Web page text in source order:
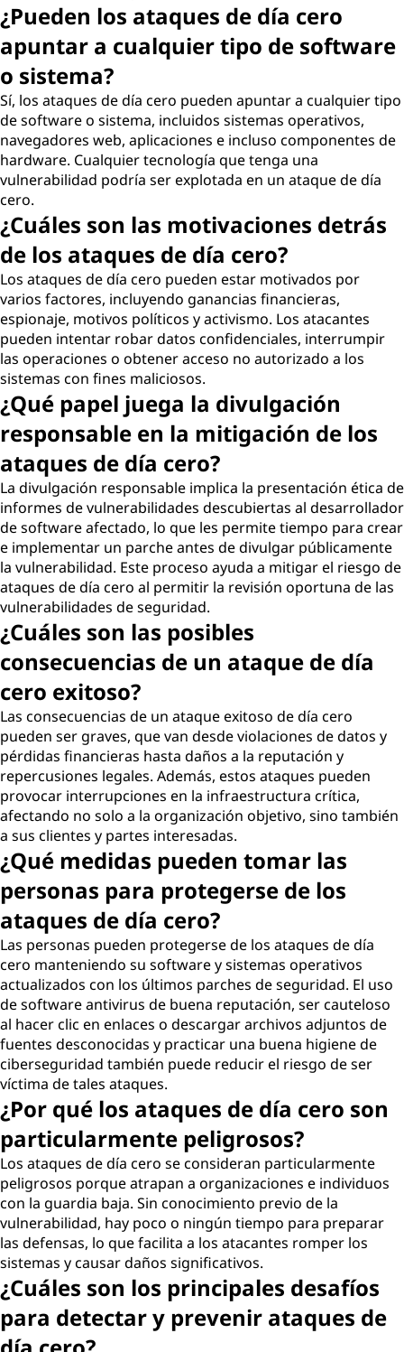
¿Pueden los ataques de día cero
apuntar a cualquier tipo de software
o sistema?
Sí, los ataques de día cero pueden apuntar a cualquier tipo
de software o sistema, incluidos sistemas operativos,
navegadores web, aplicaciones e incluso componentes de
hardware. Cualquier tecnología que tenga una
vulnerabilidad podría ser explotada en un ataque de día
cero.
¿Cuáles son las motivaciones detrás
de los ataques de día cero?
Los ataques de día cero pueden estar motivados por
varios factores, incluyendo ganancias financieras,
espionaje, motivos políticos y activismo. Los atacantes
pueden intentar robar datos confidenciales, interrumpir
las operaciones o obtener acceso no autorizado a los
sistemas con fines maliciosos.
¿Qué papel juega la divulgación
responsable en la mitigación de los
ataques de día cero?
La divulgación responsable implica la presentación ética de
informes de vulnerabilidades descubiertas al desarrollador
de software afectado, lo que les permite tiempo para crear
e implementar un parche antes de divulgar públicamente
la vulnerabilidad. Este proceso ayuda a mitigar el riesgo de
ataques de día cero al permitir la revisión oportuna de las
vulnerabilidades de seguridad.
¿Cuáles son las posibles
consecuencias de un ataque de día
cero exitoso?
Las consecuencias de un ataque exitoso de día cero
pueden ser graves, que van desde violaciones de datos y
pérdidas financieras hasta daños a la reputación y
repercusiones legales. Además, estos ataques pueden
provocar interrupciones en la infraestructura crítica,
afectando no solo a la organización objetivo, sino también
a sus clientes y partes interesadas.
¿Qué medidas pueden tomar las
personas para protegerse de los
ataques de día cero?
Las personas pueden protegerse de los ataques de día
cero manteniendo su software y sistemas operativos
actualizados con los últimos parches de seguridad. El uso
de software antivirus de buena reputación, ser cauteloso
al hacer clic en enlaces o descargar archivos adjuntos de
fuentes desconocidas y practicar una buena higiene de
ciberseguridad también puede reducir el riesgo de ser
víctima de tales ataques.
¿Por qué los ataques de día cero son
particularmente peligrosos?
Los ataques de día cero se consideran particularmente
peligrosos porque atrapan a organizaciones e individuos
con la guardia baja. Sin conocimiento previo de la
vulnerabilidad, hay poco o ningún tiempo para preparar
las defensas, lo que facilita a los atacantes romper los
sistemas y causar daños significativos.
¿Cuáles son los principales desafíos
para detectar y prevenir ataques de